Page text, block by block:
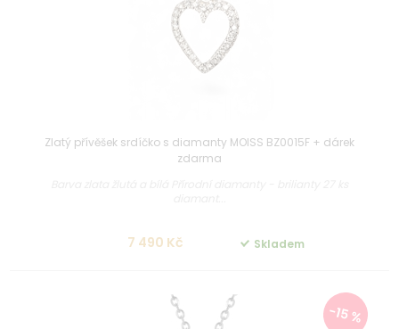
Zlatý přívěšek srdíčko s diamanty MOISS BZ0015F + dárek
zdarma
7 490 Kč Skladem
-15 %